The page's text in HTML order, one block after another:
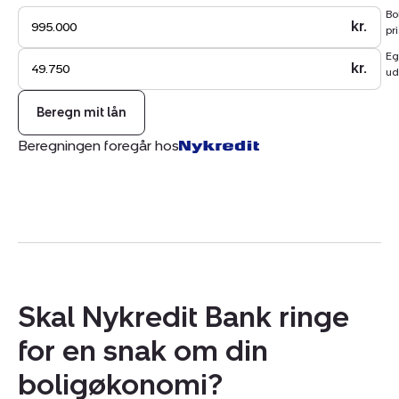
Resen Skole, Resenhallen og dagtilbud kan lokaliseres i
kr.
kr.
Beregn mit lån
Beregningen foregår hos
Skal Nykredit Bank ringe
for en snak om din
boligøkonomi?